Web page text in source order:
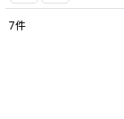
7件